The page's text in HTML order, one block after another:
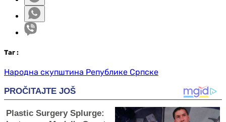
Таг :
Народна скупштина Републике Српске